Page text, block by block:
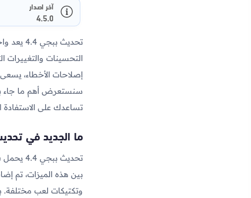
آخر اصدار
4.5.0
تحديث
التحسينات
إصلاحات الأخطاء،
سنستعرض أهم ما جاء به
تساعدك على
ما الجديد في تحديث
تحديث
بين هذه الميزات، تم
وتكتيكات لعب